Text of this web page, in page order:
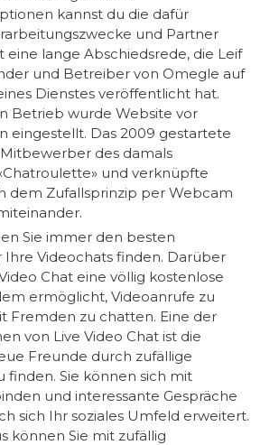
kannst du die dafür
und Partner
eine lange Abschiedsrede, die Leif
und Betreiber von Omegle auf
Dienstes veröffentlicht hat.
Betrieb wurde Website vor
eingestellt. Das 2009 gestartete
des damals
und verknüpfte
dem Zufallsprinzip per Webcam
Sie immer den besten
Ihre Videochats finden. Darüber
Chat eine völlig kostenlose
ermöglicht, Videoanrufe zu
Fremden zu chatten. Eine der
von Live Video Chat ist die
Freunde durch zufällige
finden. Sie können sich mit
und interessante Gespräche
sich Ihr soziales Umfeld erweitert.
können Sie mit zufällig